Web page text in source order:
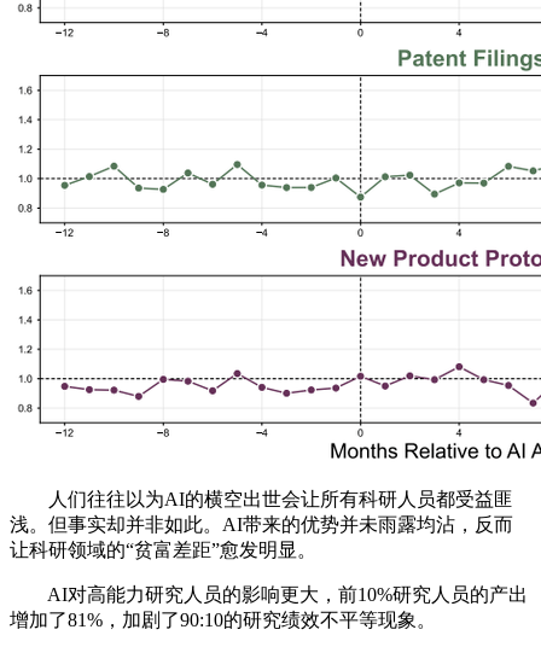
人们往往以为AI的横空出世会让所有科研人员都受益匪
浅。但事实却并非如此。AI带来的优势并未雨露均沾，反而
让科研领域的“贫富差距”愈发明显。
AI对高能力研究人员的影响更大，前10%研究人员的产出
增加了81%，加剧了90:10的研究绩效不平等现象。